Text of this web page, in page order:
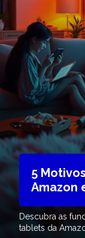
5
Amazon
Descubra as
tablets da